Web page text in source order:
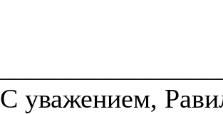
С уважением,